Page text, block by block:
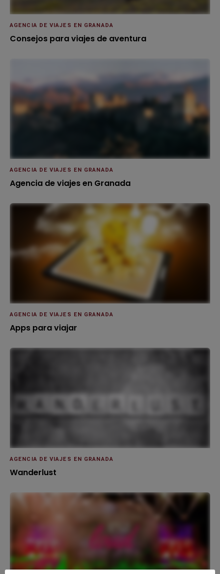
AGENCIA DE VIAJES EN GRANADA
Consejos para viajes de aventura
AGENCIA DE VIAJES EN GRANADA
Agencia de viajes en Granada
AGENCIA DE VIAJES EN GRANADA
Apps para viajar
AGENCIA DE VIAJES EN GRANADA
Wanderlust